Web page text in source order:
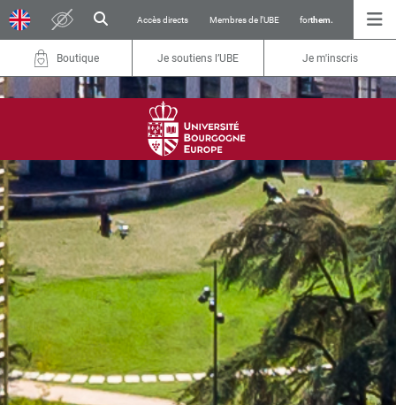
Accès directs Membres de l’UBE forthem.
Boutique Je soutiens l’UBE Je m'inscris